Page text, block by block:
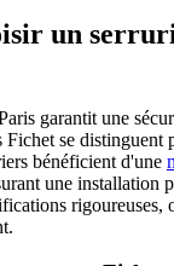
un
garantit une
Fichet se distinguent
bénéficient d'une
une installation